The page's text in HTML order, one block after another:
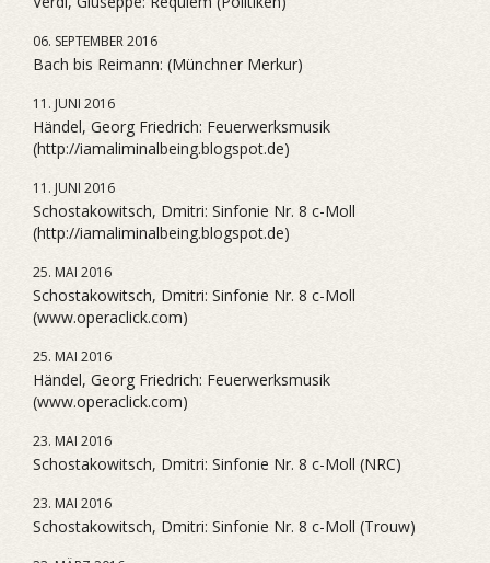
06. SEPTEMBER 2016
Bach bis Reimann: (Münchner Merkur)
11. JUNI 2016
Händel, Georg Friedrich: Feuerwerksmusik
(http://iamaliminalbeing.blogspot.de)
11. JUNI 2016
Schostakowitsch, Dmitri: Sinfonie Nr. 8 c-Moll
(http://iamaliminalbeing.blogspot.de)
25. MAI 2016
Schostakowitsch, Dmitri: Sinfonie Nr. 8 c-Moll
(www.operaclick.com)
25. MAI 2016
Händel, Georg Friedrich: Feuerwerksmusik
(www.operaclick.com)
23. MAI 2016
Schostakowitsch, Dmitri: Sinfonie Nr. 8 c-Moll (NRC)
23. MAI 2016
Schostakowitsch, Dmitri: Sinfonie Nr. 8 c-Moll (Trouw)